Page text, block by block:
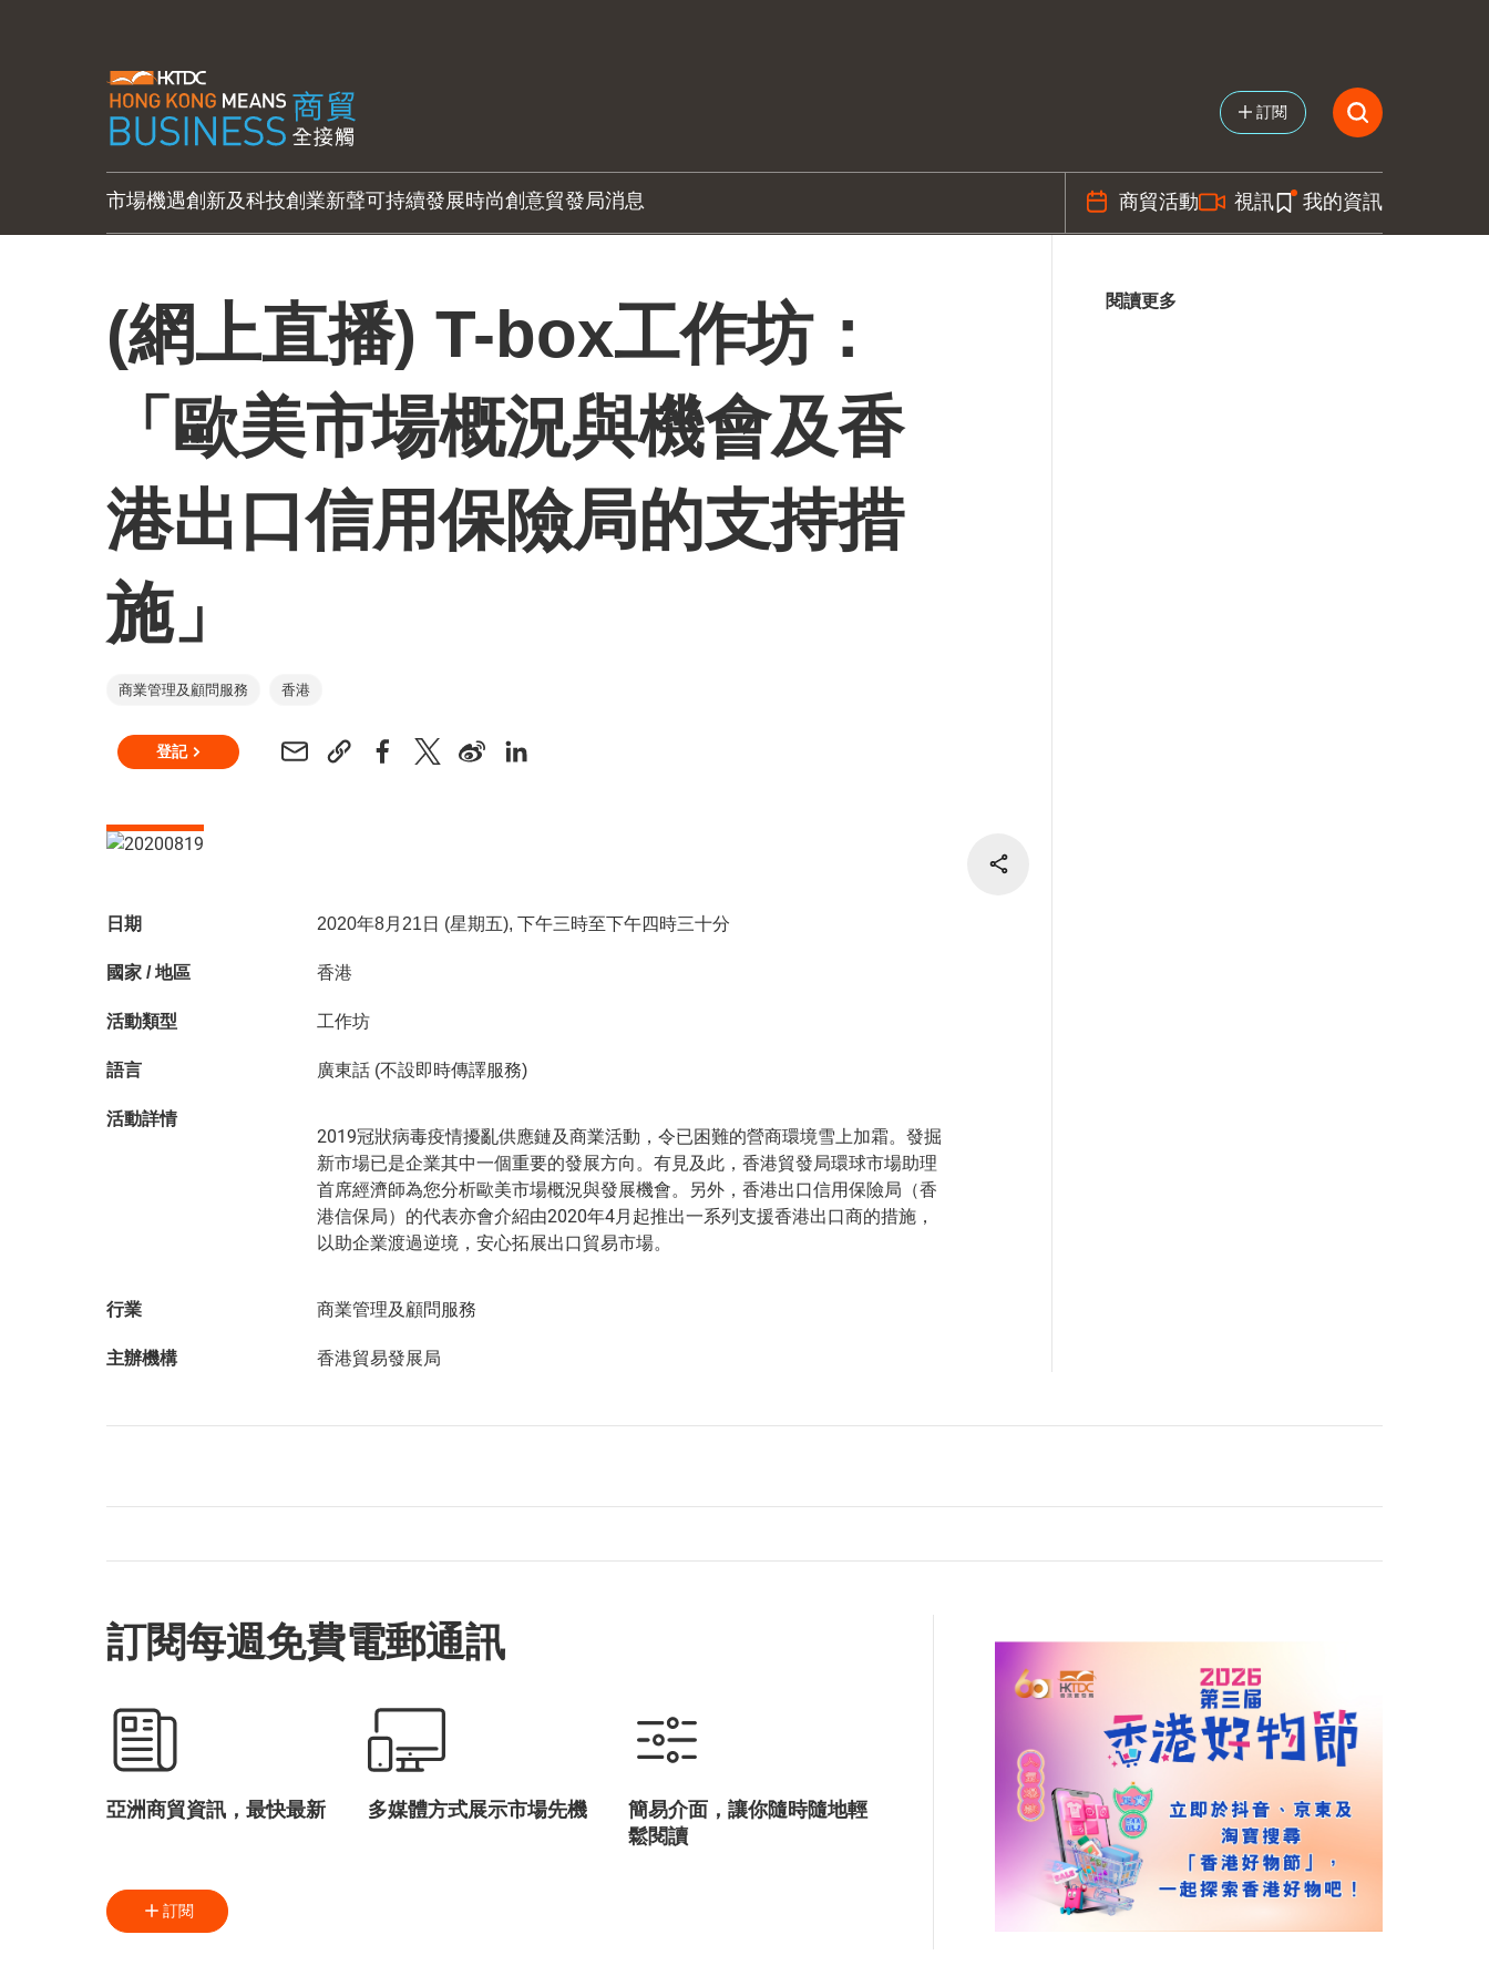
訂閱
市場機遇創新及科技創業新聲可持續發展時尚創意貿發局消息 商貿活動 視訊 我的資訊
(網上直播) T-box工作坊：
「歐美市場概況與機會及香
港出口信用保險局的支持措
施」
商業管理及顧問服務 香港
登記
日期 2020年8月21日 (星期五), 下午三時至下午四時三十分
國家 / 地區 香港
活動類型 工作坊
語言 廣東話 (不設即時傳譯服務)
活動詳情
2019冠狀病毒疫情擾亂供應鏈及商業活動，令已困難的營商環境雪上加霜。發掘
新市場已是企業其中一個重要的發展方向。有見及此，香港貿發局環球市場助理
首席經濟師為您分析歐美市場概況與發展機會。另外，香港出口信用保險局（香
港信保局）的代表亦會介紹由2020年4月起推出一系列支援香港出口商的措施，
以助企業渡過逆境，安心拓展出口貿易市場。
行業 商業管理及顧問服務
主辦機構 香港貿易發展局
閱讀更多
訂閱每週免費電郵通訊
亞洲商貿資訊，最快最新 多媒體方式展示市場先機
簡易介面，讓你隨時隨地輕
鬆閱讀
訂閱